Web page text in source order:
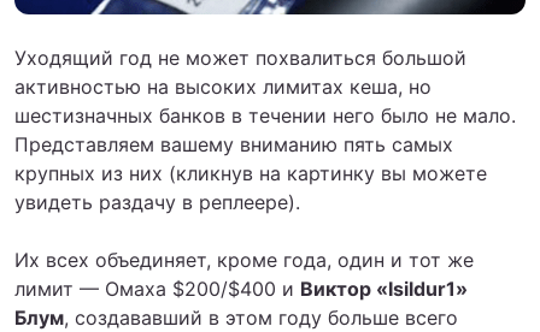
Уходящий год не может похвалиться большой
активностью на высоких лимитах кеша, но
шестизначных банков в течении него было не мало.
Представляем вашему вниманию пять самых
крупных из них (кликнув на картинку вы можете
увидеть раздачу в реплеере).
Их всех объединяет, кроме года, один и тот же
лимит — Омаха $200/$400 и Виктор «Isildur1»
Блум, создававший в этом году больше всего